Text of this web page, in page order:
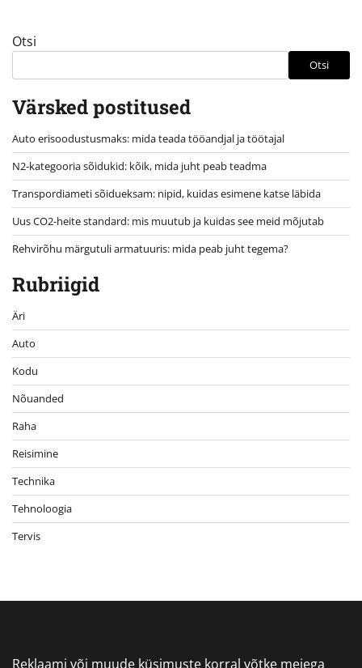
Otsi
Otsi
Värsked postitused
Auto erisoodustusmaks: mida teada tööandjal ja töötajal
N2-kategooria sõidukid: kõik, mida juht peab teadma
Transpordiameti sõidueksam: nipid, kuidas esimene katse läbida
Uus CO2-heite standard: mis muutub ja kuidas see meid mõjutab
Rehvirõhu märgutuli armatuuris: mida peab juht tegema?
Rubriigid
Äri
Auto
Kodu
Nõuanded
Raha
Reisimine
Technika
Tehnoloogia
Tervis
Reklaami või muude küsimuste korral võtke meiega